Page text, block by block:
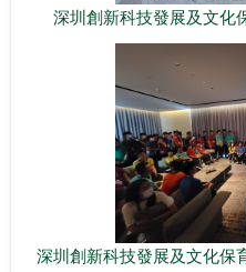
深圳創新科技發展及文化
深圳創新科技發展及文化保